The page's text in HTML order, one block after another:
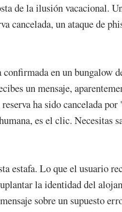
de la ilusión vacacional.
cancelada, un ataque de
en un bungalow
un mensaje,
ha sido cancelada
es el clic. Necesitas
estafa. Lo que el usuario
la identidad del
sobre un supuesto